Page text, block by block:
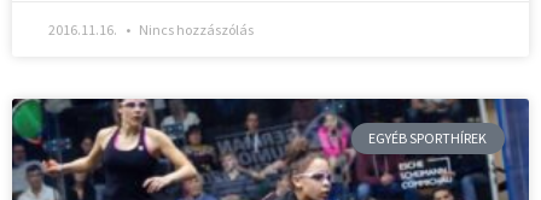
2016.11.16. Nincs hozzászólás
EGYÉB SPORTHÍREK